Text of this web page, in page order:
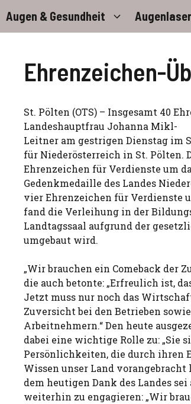
Inhalt
springen
Augen & Gesundheit Augenlaser
Ehrenzeichen-
St. Pölten (OTS) – Insgesamt 40
Landeshauptfrau Johanna Mikl-
Leitner am gestrigen Dienstag im
für Niederösterreich in St. Pölten.
Ehrenzeichen für Verdienste um
Gedenkmedaille des Landes
vier Ehrenzeichen für Verdienste
fand die Verleihung in der
Landtagssaal aufgrund der
umgebaut wird.
„Wir brauchen ein Comeback der
die auch betonte: „Erfreulich ist,
Jetzt muss nur noch das
Zuversicht bei den Betrieben
Arbeitnehmern.“ Den heute
dabei eine wichtige Rolle zu: „Sie
Persönlichkeiten, die durch ihren
Wissen unser Land
dem heutigen Dank des Landes
weiterhin zu engagieren: „Wir